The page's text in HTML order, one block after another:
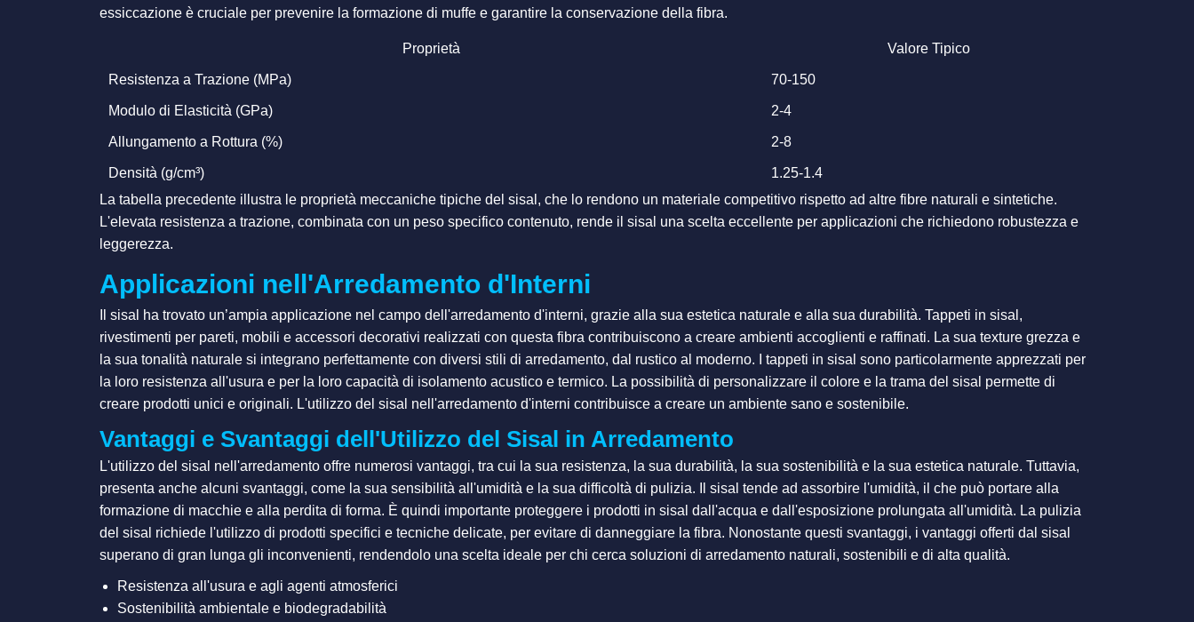
essiccazione è cruciale per prevenire la formazione di muffe e garantire la conservazione della fibra.
Proprietà Valore Tipico
Resistenza a Trazione (MPa) 70-150
Modulo di Elasticità (GPa) 2-4
Allungamento a Rottura (%) 2-8
Densità (g/cm³)
1.25-1.4
La tabella precedente illustra le proprietà meccaniche tipiche del sisal, che lo rendono un materiale competitivo rispetto ad altre fibre naturali e sintetiche.
L'elevata resistenza a trazione, combinata con un peso specifico contenuto, rende il sisal una scelta eccellente per applicazioni che richiedono robustezza e
leggerezza.
Applicazioni nell'Arredamento d'Interni
Il sisal ha trovato un’ampia applicazione nel campo dell'arredamento d'interni, grazie alla sua estetica naturale e alla sua durabilità. Tappeti in sisal,
rivestimenti per pareti, mobili e accessori decorativi realizzati con questa fibra contribuiscono a creare ambienti accoglienti e raffinati. La sua texture grezza e
la sua tonalità naturale si integrano perfettamente con diversi stili di arredamento, dal rustico al moderno. I tappeti in sisal sono particolarmente apprezzati per
la loro resistenza all'usura e per la loro capacità di isolamento acustico e termico. La possibilità di personalizzare il colore e la trama del sisal permette di
creare prodotti unici e originali. L'utilizzo del sisal nell'arredamento d'interni contribuisce a creare un ambiente sano e sostenibile.
Vantaggi e Svantaggi dell'Utilizzo del Sisal in Arredamento
L'utilizzo del sisal nell'arredamento offre numerosi vantaggi, tra cui la sua resistenza, la sua durabilità, la sua sostenibilità e la sua estetica naturale. Tuttavia,
presenta anche alcuni svantaggi, come la sua sensibilità all'umidità e la sua difficoltà di pulizia. Il sisal tende ad assorbire l'umidità, il che può portare alla
formazione di macchie e alla perdita di forma. È quindi importante proteggere i prodotti in sisal dall'acqua e dall'esposizione prolungata all'umidità. La pulizia
del sisal richiede l'utilizzo di prodotti specifici e tecniche delicate, per evitare di danneggiare la fibra. Nonostante questi svantaggi, i vantaggi offerti dal sisal
superano di gran lunga gli inconvenienti, rendendolo una scelta ideale per chi cerca soluzioni di arredamento naturali, sostenibili e di alta qualità.
Resistenza all'usura e agli agenti atmosferici
Sostenibilità ambientale e biodegradabilità